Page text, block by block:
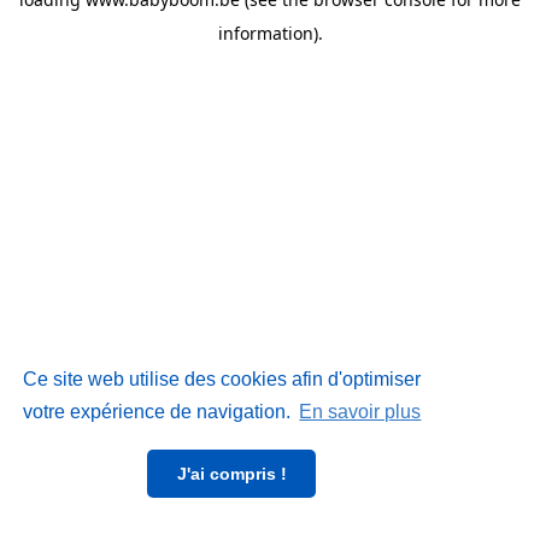
Ce site web utilise des cookies afin d'optimiser
votre expérience de navigation. En savoir plus
J'ai compris !
information).